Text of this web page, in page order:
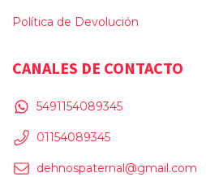
Política de Devolución
CANALES DE CONTACTO
5491154089345
01154089345
dehnospaternal@gmail.com